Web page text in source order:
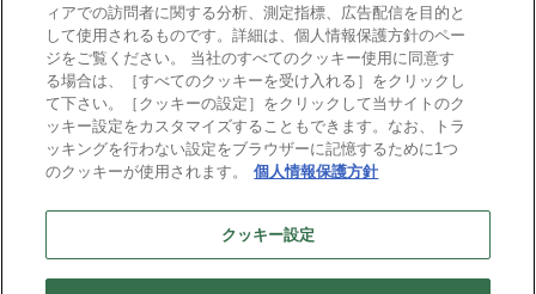
ID発行をご希望の方はこちら
パートナー専用サイト
mcframe GAパートナー専用サイト
MIJS
B-EN-Gについて
ビジネスエンジニアリング株式会社
ィアでの訪問者に関する分析、測定指標、広告配信を目的と
して使用されるものです。詳細は、個人情報保護方針のペー
ジをご覧ください。 当社のすべてのクッキー使用に同意す
る場合は、［すべてのクッキーを受け入れる］をクリックし
て下さい。［クッキーの設定］をクリックして当サイトのク
ッキー設定をカスタマイズすることもできます。なお、トラ
ッキングを行わない設定をブラウザーに記憶するために1つ
のクッキーが使用されます。
個人情報保護方針
クッキー設定